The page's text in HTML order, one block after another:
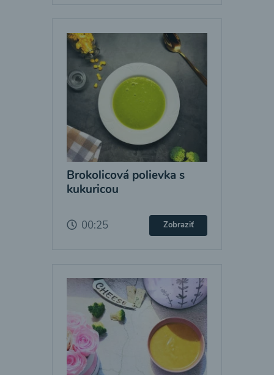
Brokolicová polievka s
kukuricou
00:25 Zobraziť